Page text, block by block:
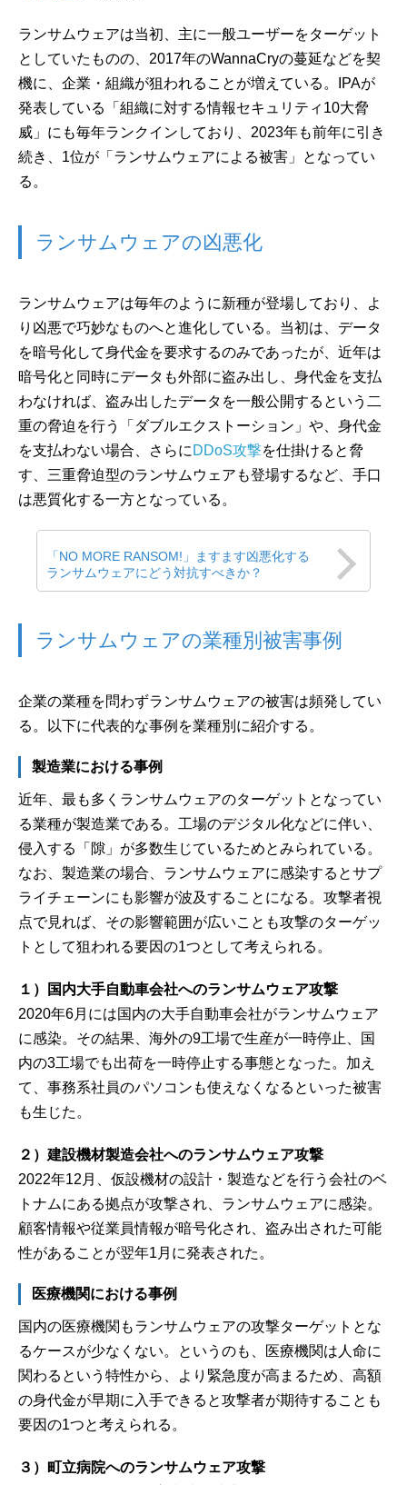
ランサムウェアは当初、主に一般ユーザーをターゲット
としていたものの、2017年のWannaCryの蔓延などを契
機に、企業・組織が狙われることが増えている。IPAが
発表している「組織に対する情報セキュリティ10大脅
威」にも毎年ランクインしており、2023年も前年に引き
続き、1位が「ランサムウェアによる被害」となってい
る。
ランサムウェアの凶悪化
ランサムウェアは毎年のように新種が登場しており、よ
り凶悪で巧妙なものへと進化している。当初は、データ
を暗号化して身代金を要求するのみであったが、近年は
暗号化と同時にデータも外部に盗み出し、身代金を支払
わなければ、盗み出したデータを一般公開するという二
重の脅迫を行う「ダブルエクストーション」や、身代金
を支払わない場合、さらに DDoS攻撃を仕掛けると脅
す、三重脅迫型のランサムウェアも登場するなど、手口
は悪質化する一方となっている。
「NO MORE RANSOM!」ますます凶悪化する
ランサムウェアにどう対抗すべきか？
ランサムウェアの業種別被害事例
企業の業種を問わずランサムウェアの被害は頻発してい
る。以下に代表的な事例を業種別に紹介する。
製造業における事例
近年、最も多くランサムウェアのターゲットとなってい
る業種が製造業である。工場のデジタル化などに伴い、
侵入する「隙」が多数生じているためとみられている。
なお、製造業の場合、ランサムウェアに感染するとサプ
ライチェーンにも影響が波及することになる。攻撃者視
点で見れば、その影響範囲が広いことも攻撃のターゲッ
トとして狙われる要因の1つとして考えられる。
１）国内大手自動車会社へのランサムウェア攻撃
2020年6月には国内の大手自動車会社がランサムウェア
に感染。その結果、海外の9工場で生産が一時停止、国
内の3工場でも出荷を一時停止する事態となった。加え
て、事務系社員のパソコンも使えなくなるといった被害
も生じた。
２）建設機材製造会社へのランサムウェア攻撃
2022年12月、仮設機材の設計・製造などを行う会社のベ
トナムにある拠点が攻撃され、ランサムウェアに感染。
顧客情報や従業員情報が暗号化され、盗み出された可能
性があることが翌年1月に発表された。
医療機関における事例
国内の医療機関もランサムウェアの攻撃ターゲットとな
るケースが少なくない。というのも、医療機関は人命に
関わるという特性から、より緊急度が高まるため、高額
の身代金が早期に入手できると攻撃者が期待することも
要因の1つと考えられる。
３）町立病院へのランサムウェア攻撃